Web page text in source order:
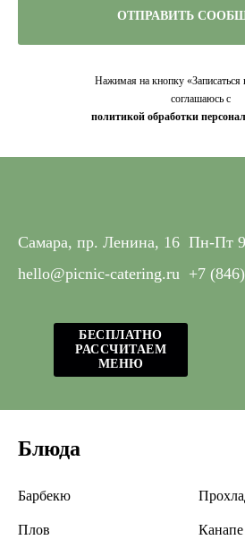
ОТПРАВИТЬ
Нажимая на кнопку «Записаться
соглашаюсь с
политикой обработки
Самара, пр. Ленина, 16 Пн-Пт
hello@picnic-catering.ru +7
БЕСПЛАТНО
РАССЧИТАЕМ
МЕНЮ
Блюда
Барбекю
Плов